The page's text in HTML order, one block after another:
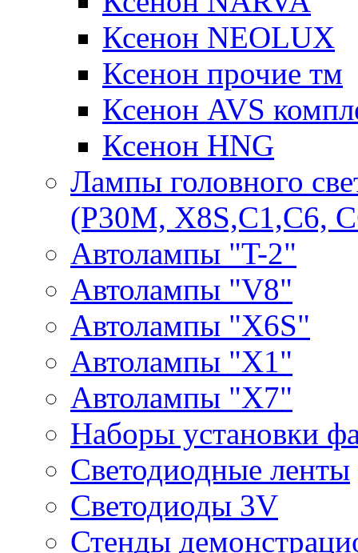
Ксенон NEOLUX
Ксенон прочие тм
Ксенон AVS
Ксенон HNG
Лампы головного
(P30M, X8S,С1,С6,
Автолампы "T-2"
Автолампы "V8"
Автолампы "X6S"
Автолампы "Х1"
Автолампы "Х7"
Наборы установки
Светодиодные ленты
Светодиоды 3V
Стенды